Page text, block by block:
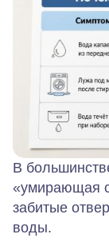
В
«умирающая
забитые
воды.